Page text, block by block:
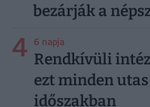
bezárják a
4 6 napja
Rendkívüli
ezt minden
időszakban